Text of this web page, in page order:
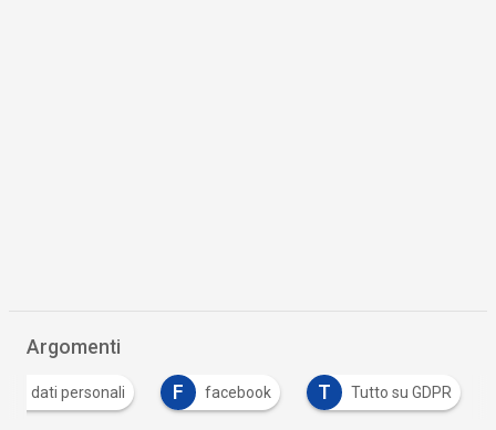
Argomenti
dati personali F facebook T Tutto su GDPR